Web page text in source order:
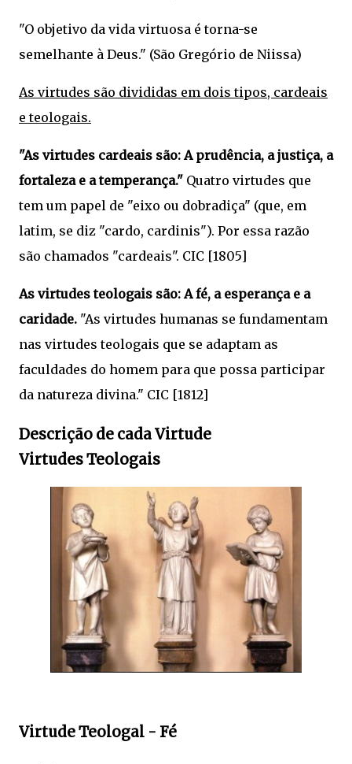
"O objetivo da vida virtuosa é torna-se
semelhante à Deus." (São Gregório de Niissa)
As virtudes são divididas em dois tipos, cardeais
e teologais.
"As virtudes cardeais são: A prudência, a justiça, a
fortaleza e a temperança." Quatro virtudes que
tem um papel de "eixo ou dobradiça" (que, em
latim, se diz "cardo, cardinis"). Por essa razão
são chamados "cardeais". CIC [1805]
As virtudes teologais são: A fé, a esperança e a
caridade. "As virtudes humanas se fundamentam
nas virtudes teologais que se adaptam as
faculdades do homem para que possa participar
da natureza divina." CIC [1812]
Descrição de cada Virtude
Virtudes Teologais
Virtude Teologal - Fé